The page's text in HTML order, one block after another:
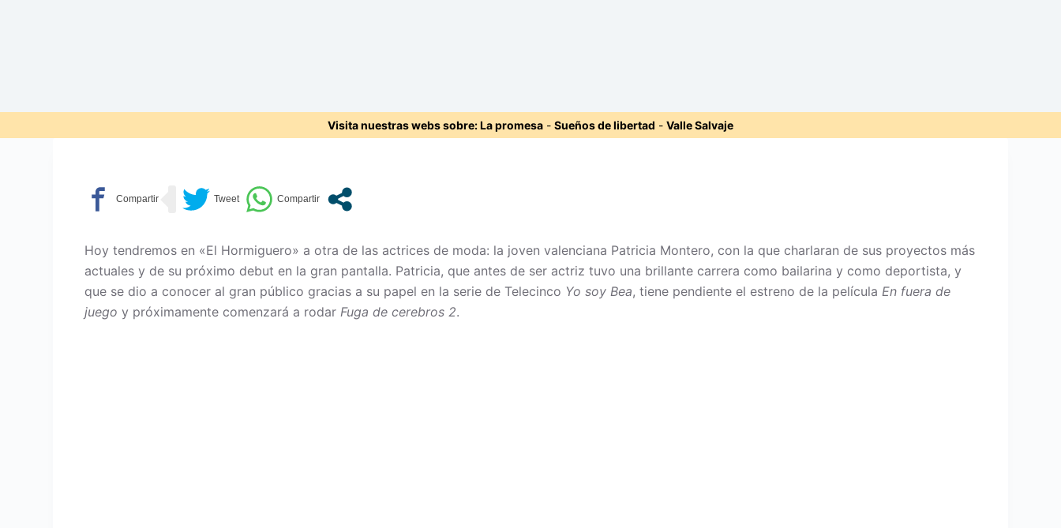
Visita nuestras webs sobre:La promesa - Sueños de libertad - Valle Salvaje
Hoy tendremos en «El Hormiguero» a otra de las actrices de moda: la joven valenciana Patricia Montero, con la que charlaran de sus proyectos más
actuales y de su próximo debut en la gran pantalla. Patricia, que antes de ser actriz tuvo una brillante carrera como bailarina y como deportista, y
que se dio a conocer al gran público gracias a su papel en la serie de Telecinco Yo soy Bea, tiene pendiente el estreno de la películaEn fuera de
juego y próximamente comenzará a rodarFuga de cerebros 2.